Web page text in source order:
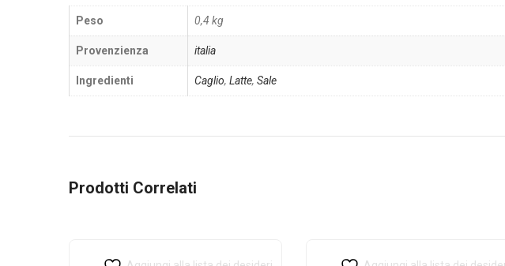
Peso 0,4 kg
Provenzienza italia
Ingredienti Caglio, Latte, Sale
Prodotti Correlati